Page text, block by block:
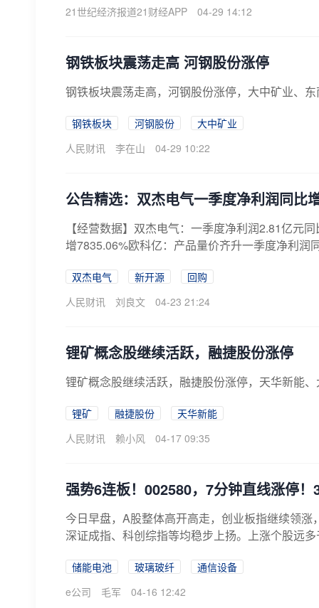
21世纪经济报道21财经APP
04-29 14:12
钢铁板块震荡走高 河钢股份涨停
钢铁板块震荡走高，河钢股份涨停，大中矿业、
钢铁板块 河钢股份
大中矿业
人民财讯
李在山 04-29 10:22
公告精选：双杰电气一季度净利润同
【经营数据】双杰电气：一季度净利润2.81亿元
增7835.06%欧科亿：产品量价齐升一季度净利润
双杰电气 新开源
回购
人民财讯
刘良文 04-23 21:24
锂矿概念股继续活跃，融捷股份涨停
锂矿概念股继续活跃，融捷股份涨停，天华新能
锂矿 融捷股份
天华新能
人民财讯
赖小风 04-17 09:35
强势6连板！002580，7分钟直线涨停
今日早盘，A股整体高开高走，创业板指继续领
深证成指、科创综指等均稳步上扬。上涨个股远
储能电池 玻璃玻纤
通信设备
e公司
毛军 04-16 12:42